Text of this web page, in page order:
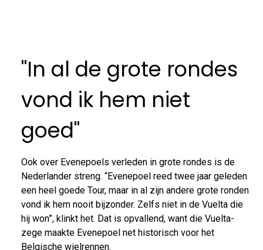
"In al de grote rondes
vond ik hem niet
goed"
Ook over Evenepoels verleden in grote rondes is de
Nederlander streng. “Evenepoel reed twee jaar geleden
een heel goede Tour, maar in al zijn andere grote ronden
vond ik hem nooit bijzonder. Zelfs niet in de Vuelta die
hij won”, klinkt het. Dat is opvallend, want die Vuelta-
zege maakte Evenepoel net historisch voor het
Belgische wielrennen.